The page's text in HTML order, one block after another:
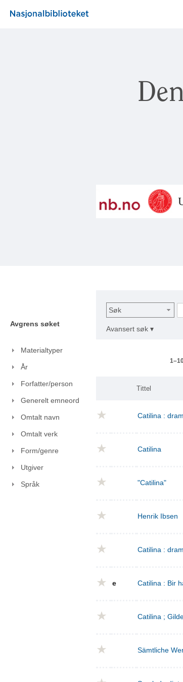
Avgrens søket
Materialtyper
År
Forfatter/person
Generelt emneord
Omtalt navn
Omtalt verk
Form/genre
Utgiver
Språk
Søk
Avansert søk ▾
Tittel
Catilina :
Catilina
"Catilina"
Henrik Ibsen
Catilina :
e Catilina : Bir
Catilina ;
Sämtliche